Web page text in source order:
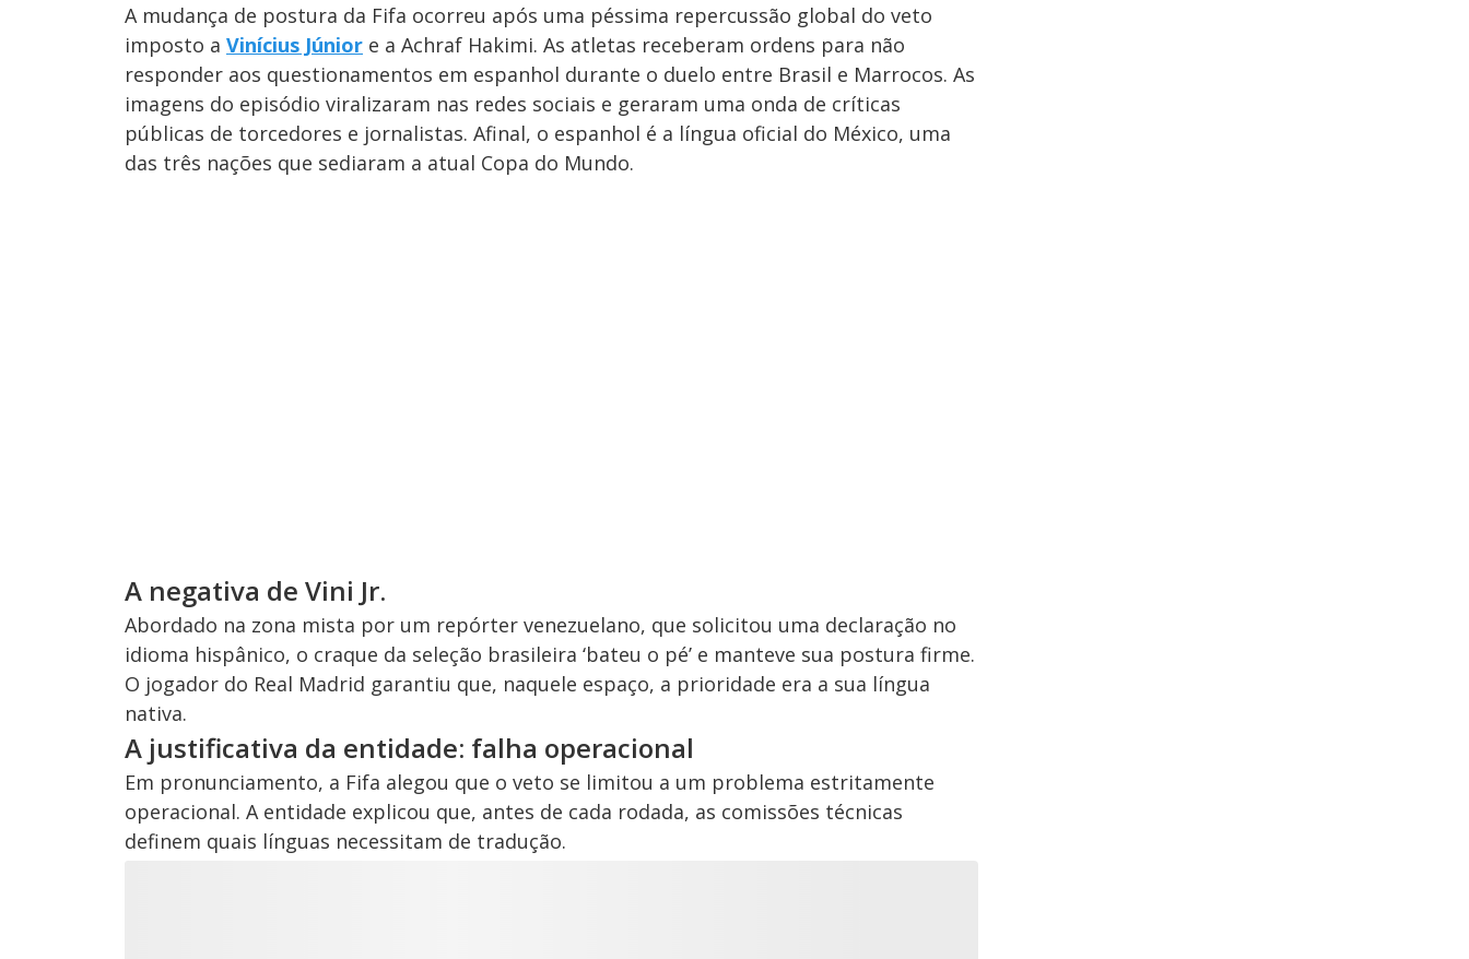
A mudança de postura da Fifa ocorreu após uma péssima repercussão global do veto
imposto a Vinícius Júnior e a Achraf Hakimi. As atletas receberam ordens para não
responder aos questionamentos em espanhol durante o duelo entre Brasil e Marrocos. As
imagens do episódio viralizaram nas redes sociais e geraram uma onda de críticas
públicas de torcedores e jornalistas. Afinal, o espanhol é a língua oficial do México, uma
das três nações que sediaram a atual Copa do Mundo.
A negativa de Vini Jr.
Abordado na zona mista por um repórter venezuelano, que solicitou uma declaração no
idioma hispânico, o craque da seleção brasileira ‘bateu o pé’ e manteve sua postura firme.
O jogador do Real Madrid garantiu que, naquele espaço, a prioridade era a sua língua
nativa.
A justificativa da entidade: falha operacional
Em pronunciamento, a Fifa alegou que o veto se limitou a um problema estritamente
operacional. A entidade explicou que, antes de cada rodada, as comissões técnicas
definem quais línguas necessitam de tradução.